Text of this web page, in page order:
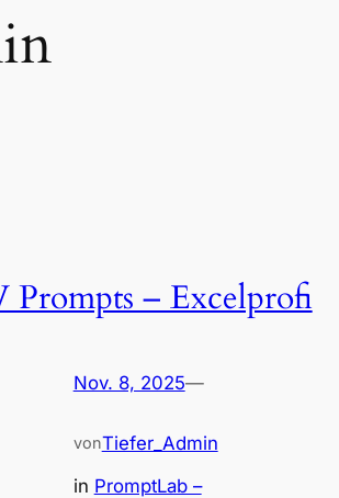
Prompts – Excelprofi
Nov. 8, 2025—
vonTiefer_Admin
in PromptLab –